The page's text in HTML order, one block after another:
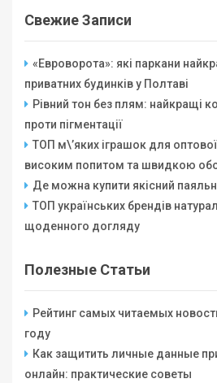
Свежие Записи
«Евроворота»: які паркани
приватних будинків у Полтаві
Рівний тон без плям: найкращі
проти пігментації
ТОП м\’яких іграшок для оптової
високим попитом та швидкою
Де можна купити якісний
ТОП українських брендів
щоденного догляду
Полезные Статьи
Рейтинг самых читаемых
году
Как защитить личные данные
онлайн: практические советы